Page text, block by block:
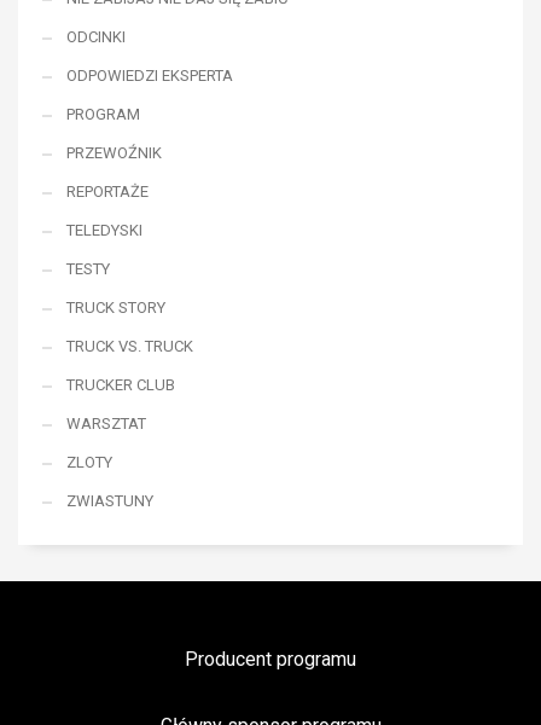
ODCINKI
ODPOWIEDZI EKSPERTA
PROGRAM
PRZEWOŹNIK
REPORTAŻE
TELEDYSKI
TESTY
TRUCK STORY
TRUCK VS. TRUCK
TRUCKER CLUB
WARSZTAT
ZLOTY
ZWIASTUNY
Producent programu